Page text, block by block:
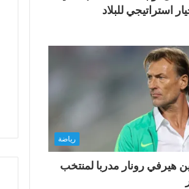
استراتيجي للبلاد
رياضة
هيرفي رونار مدربا لمنتخب